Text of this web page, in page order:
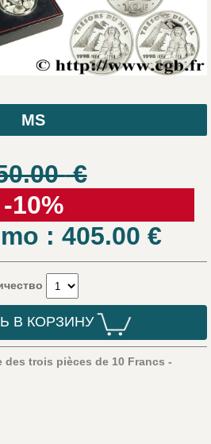
MS
€
-10%
: 405.00 €
В КОРЗИНУ
des trois pièces de 10 Francs -